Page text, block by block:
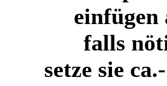
einfügen
falls
setze sie